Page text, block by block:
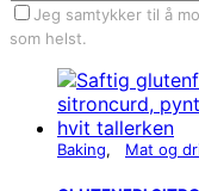
Jeg samtykker til å
som helst.
Baking Mat og